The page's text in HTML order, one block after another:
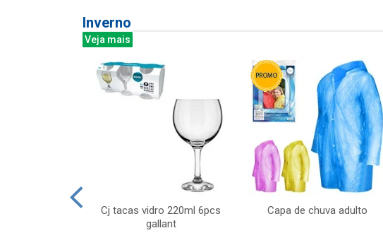
Inverno
Veja mais
Cj tacas vidro 220ml 6pcs
gallant
Capa de chuva adulto